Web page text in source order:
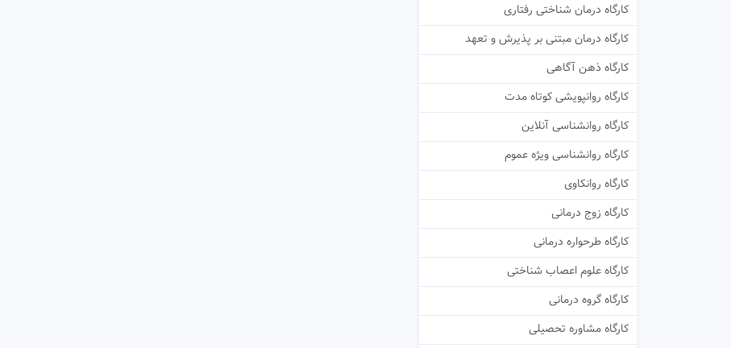
کارگاه درمان شناختی رفتاری
کارگاه درمان مبتنی بر پذیرش و تعهد
کارگاه ذهن آگاهی
کارگاه روانپویشی کوتاه مدت
کارگاه روانشناسی آنلاین
کارگاه روانشناسی ویژه عموم
کارگاه روانکاوی
کارگاه زوج درمانی
کارگاه طرحواره درمانی
کارگاه علوم اعصاب شناختی
کارگاه گروه درمانی
کارگاه مشاوره تحصیلی